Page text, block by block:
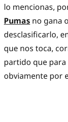
lo mencionas,
Pumas no gana
desclasificarlo,
que nos toca,
partido que
obviamente por